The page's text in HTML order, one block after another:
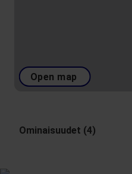
Open map
Ominaisuudet (4)